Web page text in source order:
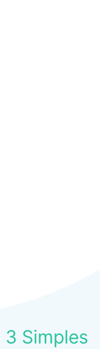
3 Simples